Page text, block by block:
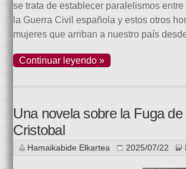
se trata de establecer paralelismos
la Guerra Civil española y estos otros
mujeres que arriban a nuestro país
Continuar leyendo »
Una novela sobre la Fuga de
Cristobal
Hamaikabide Elkartea 2025/07/22